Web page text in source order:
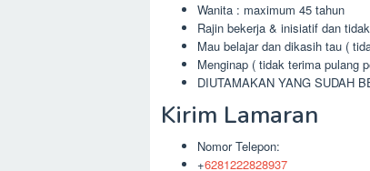
Wanita : maximum 45 tahun
Rajin bekerja & inisiatif dan
Mau belajar dan dikasih tau (
Menginap ( tidak terima pulang
DIUTAMAKAN YANG SUDAH
Kirim Lamaran
Nomor Telepon:
+6281222828937